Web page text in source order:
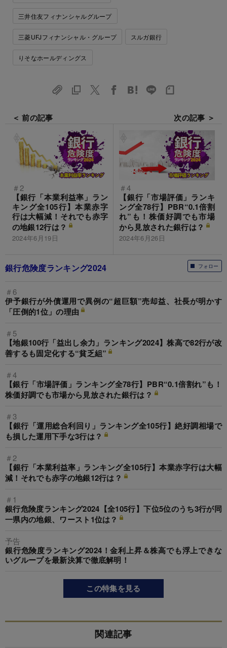
三井住友フィナンシャルグループ
三菱UFJフィナンシャル・グループ スルガ銀行
りそなホールディングス
＜ 前の記事
＃2
【銀行「本業利益率」ラン
キング全105行】本業赤字
行は大幅減！それでも赤字
の地銀12行は？
2024年6月19日
次の記事 ＞
＃4
【銀行「市場評価」ランキ
ング全78行】PBR“0.1倍割
れ”も！株価好調でも市場
から見放された銀行は？
2024年6月26日
フォロー
銀行危険度ランキング2024
＃6
伊予銀行が外債運用で異例の“超巨額”売却益、社長が明かす
「圧倒的1位」の理由
＃5
【地銀100行「益出し余力」ランキング2024】株高で82行が改
善するも固定化する“貧乏組”
＃4
【銀行「市場評価」ランキング全78行】PBR“0.1倍割れ”も！
株価好調でも市場から見放された銀行は？
＃3
【銀行「運用総合利回り」ランキング全105行】絶好調相場で
も損した運用下手な3行は？
＃2
【銀行「本業利益率」ランキング全105行】本業赤字行は大幅
減！それでも赤字の地銀12行は？
＃1
銀行危険度ランキング2024【全105行】下位5位のうち3行が同
一県内の地銀、ワースト1位は？
予告
銀行危険度ランキング2024！金利上昇＆株高でも浮上できな
いグループを最新決算で徹底解明！
この特集を見る
関連記事